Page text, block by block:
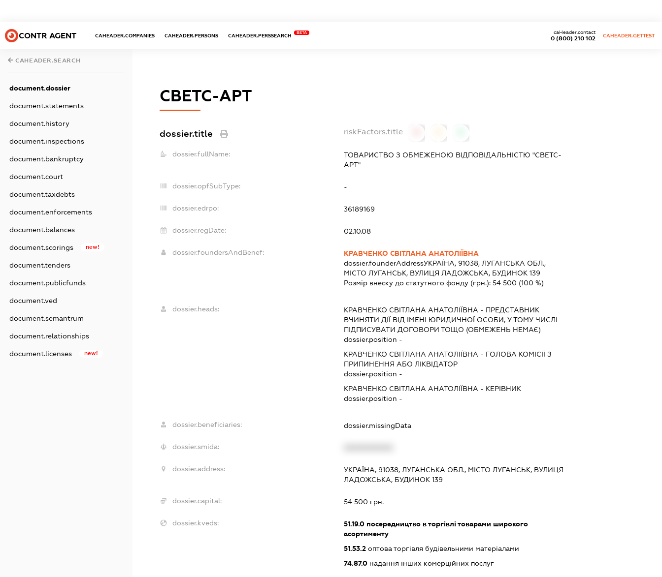
CONTR AGENT CAHEADER.COMPANIES CAHEADER.PERSONS CAHEADER.PERSSEARCH
BETA
0 (800) 210 102
caHeader.contact
CAHEADER.GETTEST
CAHEADER.SEARCH
document.dossier
document.statements
document.history
document.inspections
document.bankruptcy
document.court
document.taxdebts
document.enforcements
document.balances
document.scorings new!
document.tenders
document.publicfunds
document.ved
document.semantrum
document.relationships
document.licenses new!
СВЕТС-АРТ
dossier.title riskFactors.title
dossier.fullName:
ТОВАРИСТВО З ОБМЕЖЕНОЮ ВІДПОВІДАЛЬНІСТЮ "СВЕТС-
АРТ"
dossier.opfSubType: -
dossier.edrpo: 36189169
dossier.regDate: 02.10.08
dossier.foundersAndBenef:
КРАВЧЕНКО СВІТЛАНА АНАТОЛІЇВНА
dossier.founderAddressУКРАЇНА, 91038, ЛУГАНСЬКА ОБЛ.,
МІСТО ЛУГАНСЬК, ВУЛИЦЯ ЛАДОЖСЬКА, БУДИНОК 139
Розмір внеску до статутного фонду (грн.): 54 500 (100 %)
dossier.heads: КРАВЧЕНКО СВІТЛАНА АНАТОЛІЇВНА - ПРЕДСТАВНИК
ВЧИНЯТИ ДІЇ ВІД ІМЕНІ ЮРИДИЧНОЇ ОСОБИ, У ТОМУ ЧИСЛІ
ПІДПИСУВАТИ ДОГОВОРИ ТОЩО (ОБМЕЖЕНЬ НЕМАЄ)
dossier.position -
КРАВЧЕНКО СВІТЛАНА АНАТОЛІЇВНА - ГОЛОВА КОМІСІЇ З
ПРИПИНЕННЯ АБО ЛІКВІДАТОР
dossier.position -
КРАВЧЕНКО СВІТЛАНА АНАТОЛІЇВНА - КЕРІВНИК
dossier.position -
dossier.beneficiaries: dossier.missingData
dossier.smida:
dossier.address:
УКРАЇНА, 91038, ЛУГАНСЬКА ОБЛ., МІСТО ЛУГАНСЬК, ВУЛИЦЯ
ЛАДОЖСЬКА, БУДИНОК 139
dossier.capital: 54 500 грн.
dossier.kveds: 51.19.0посередництво в торгівлі товарами широкого
асортименту
51.53.2оптова торгівля будівельними матеріалами
74.87.0надання інших комерційних послуг